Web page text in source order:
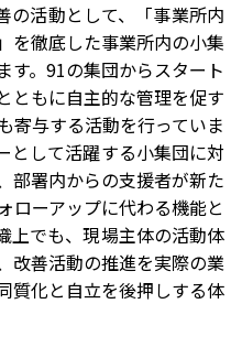
の活動として、「事業所内
を徹底した事業所内の小集
す。91の集団からスタート
ともに自主的な管理を促す
寄与する活動を行っていま
として活躍する小集団に対
部署内からの支援者が新た
ローアップに代わる機能と
上でも、現場主体の活動体
改善活動の推進を実際の業
質化と自立を後押しする体